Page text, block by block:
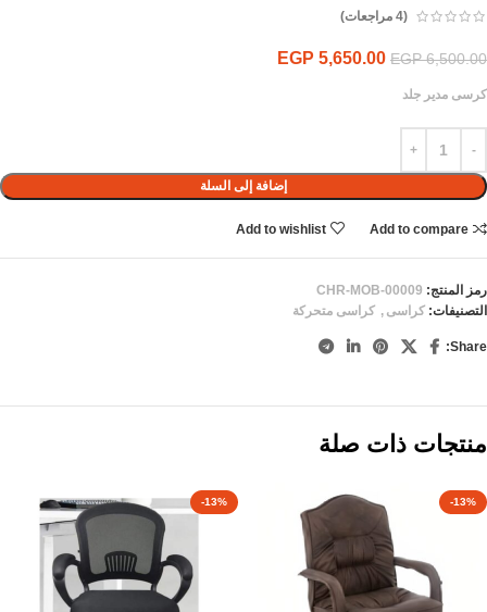
(
4 مراجعات)
EGP6,500.00
EGP 5,650.00
كرسى مدير جلد
إضافة إلى السلة
Add to compare
Add to wishlist
رمز المنتج: CHR-MOB-00009
التصنيفات: كراسى , كراسى متحركة
Share:
منتجات ذات صلة
-13%
-13%